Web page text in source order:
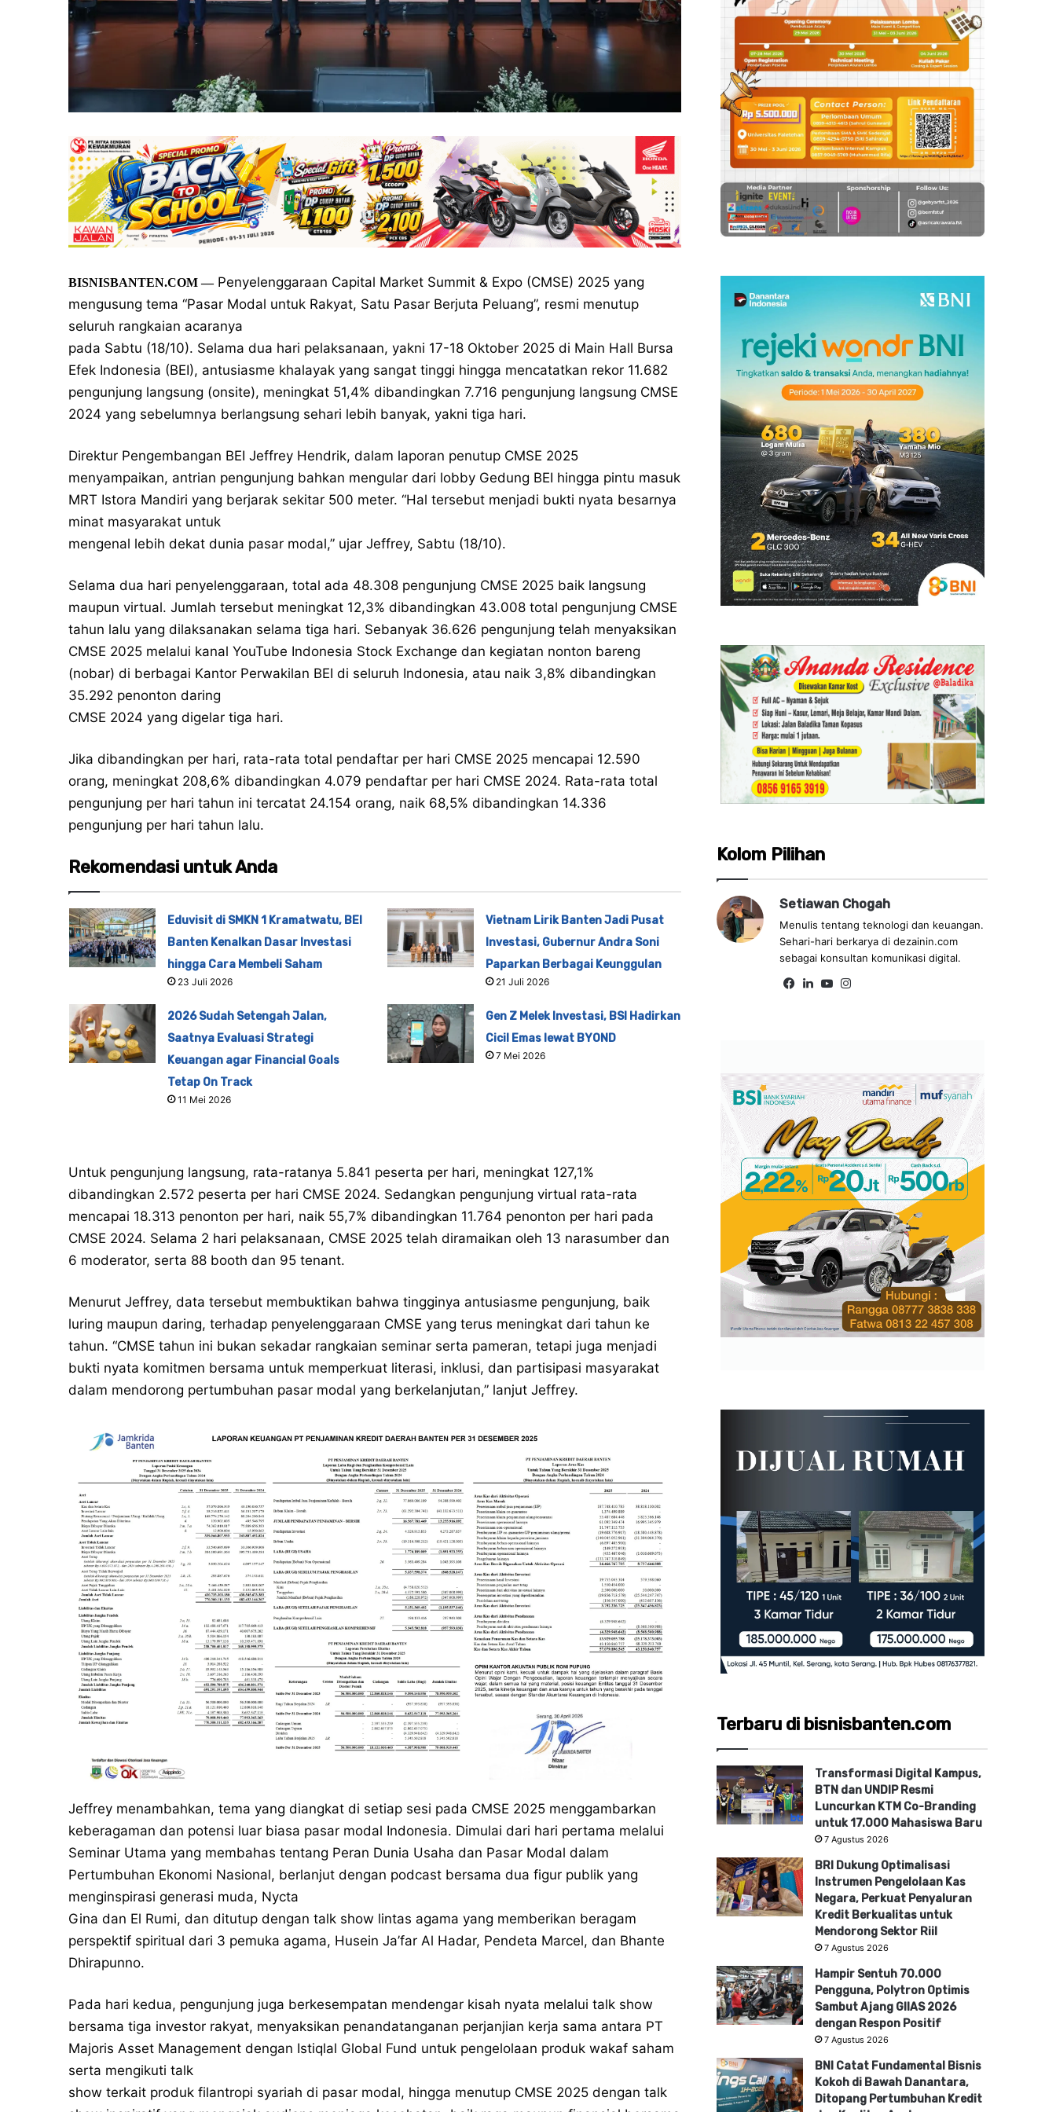
BISNISBANTEN.COM —Penyelenggaraan Capital Market Summit & Expo (CMSE) 2025 yang
mengusung tema “Pasar Modal untuk Rakyat, Satu Pasar Berjuta Peluang”, resmi menutup
seluruh rangkaian acaranya
pada Sabtu (18/10). Selama dua hari pelaksanaan, yakni 17-18 Oktober 2025 di Main Hall Bursa
Efek Indonesia (BEI), antusiasme khalayak yang sangat tinggi hingga mencatatkan rekor 11.682
pengunjung langsung (onsite), meningkat 51,4% dibandingkan 7.716 pengunjung langsung CMSE
2024 yang sebelumnya berlangsung sehari lebih banyak, yakni tiga hari.
Direktur Pengembangan BEI Jeffrey Hendrik, dalam laporan penutup CMSE 2025
menyampaikan, antrian pengunjung bahkan mengular dari lobby Gedung BEI hingga pintu masuk
MRT Istora Mandiri yang berjarak sekitar 500 meter. “Hal tersebut menjadi bukti nyata besarnya
minat masyarakat untuk
mengenal lebih dekat dunia pasar modal,” ujar Jeffrey, Sabtu (18/10).
Selama dua hari penyelenggaraan, total ada 48.308 pengunjung CMSE 2025 baik langsung
maupun virtual. Jumlah tersebut meningkat 12,3% dibandingkan 43.008 total pengunjung CMSE
tahun lalu yang dilaksanakan selama tiga hari. Sebanyak 36.626 pengunjung telah menyaksikan
CMSE 2025 melalui kanal YouTube Indonesia Stock Exchange dan kegiatan nonton bareng
(nobar) di berbagai Kantor Perwakilan BEI di seluruh Indonesia, atau naik 3,8% dibandingkan
35.292 penonton daring
CMSE 2024 yang digelar tiga hari.
Jika dibandingkan per hari, rata-rata total pendaftar per hari CMSE 2025 mencapai 12.590
orang, meningkat 208,6% dibandingkan 4.079 pendaftar per hari CMSE 2024. Rata-rata total
pengunjung per hari tahun ini tercatat 24.154 orang, naik 68,5% dibandingkan 14.336
pengunjung per hari tahun lalu.
Rekomendasi untuk Anda
Eduvisit di SMKN 1 Kramatwatu, BEI
Banten Kenalkan Dasar Investasi
hingga Cara Membeli Saham
23 Juli 2026
Vietnam Lirik Banten Jadi Pusat
Investasi, Gubernur Andra Soni
Paparkan Berbagai Keunggulan
21 Juli 2026
2026 Sudah Setengah Jalan,
Saatnya Evaluasi Strategi
Keuangan agar Financial Goals
Tetap On Track
11 Mei 2026
Gen Z Melek Investasi, BSI Hadirkan
Cicil Emas lewat BYOND
7 Mei 2026
Untuk pengunjung langsung, rata-ratanya 5.841 peserta per hari, meningkat 127,1%
dibandingkan 2.572 peserta per hari CMSE 2024. Sedangkan pengunjung virtual rata-rata
mencapai 18.313 penonton per hari, naik 55,7% dibandingkan 11.764 penonton per hari pada
CMSE 2024. Selama 2 hari pelaksanaan, CMSE 2025 telah diramaikan oleh 13 narasumber dan
6 moderator, serta 88 booth dan 95 tenant.
Menurut Jeffrey, data tersebut membuktikan bahwa tingginya antusiasme pengunjung, baik
luring maupun daring, terhadap penyelenggaraan CMSE yang terus meningkat dari tahun ke
tahun. “CMSE tahun ini bukan sekadar rangkaian seminar serta pameran, tetapi juga menjadi
bukti nyata komitmen bersama untuk memperkuat literasi, inklusi, dan partisipasi masyarakat
dalam mendorong pertumbuhan pasar modal yang berkelanjutan,” lanjut Jeffrey.
Jeffrey menambahkan, tema yang diangkat di setiap sesi pada CMSE 2025 menggambarkan
keberagaman dan potensi luar biasa pasar modal Indonesia. Dimulai dari hari pertama melalui
Seminar Utama yang membahas tentang Peran Dunia Usaha dan Pasar Modal dalam
Pertumbuhan Ekonomi Nasional, berlanjut dengan podcast bersama dua figur publik yang
menginspirasi generasi muda, Nycta
Gina dan El Rumi, dan ditutup dengan talk show lintas agama yang memberikan beragam
perspektif spiritual dari 3 pemuka agama, Husein Ja’far Al Hadar, Pendeta Marcel, dan Bhante
Dhirapunno.
Pada hari kedua, pengunjung juga berkesempatan mendengar kisah nyata melalui talk show
bersama tiga investor rakyat, menyaksikan penandatanganan perjanjian kerja sama antara PT
Majoris Asset Management dengan Istiqlal Global Fund untuk pengelolaan produk wakaf saham
serta mengikuti talk
show terkait produk filantropi syariah di pasar modal, hingga menutup CMSE 2025 dengan talk
Kolom Pilihan
Setiawan Chogah
Menulis tentang teknologi dan keuangan.
Sehari-hari berkarya di dezainin.com
sebagai konsultan komunikasi digital.
Fa Lin Yo
Terbaru di bisnisbanten.com
Transformasi Digital Kampus,
BTN dan UNDIP Resmi
Luncurkan KTM Co-Branding
untuk 17.000 Mahasiswa Baru
7 Agustus 2026
BRI Dukung Optimalisasi
Instrumen Pengelolaan Kas
Negara, Perkuat Penyaluran
Kredit Berkualitas untuk
Mendorong Sektor Riil
7 Agustus 2026
Hampir Sentuh 70.000
Pengguna, Polytron Optimis
Sambut Ajang GIIAS 2026
dengan Respon Positif
7 Agustus 2026
BNI Catat Fundamental Bisnis
Kokoh di Bawah Danantara,
Ditopang Pertumbuhan Kredit